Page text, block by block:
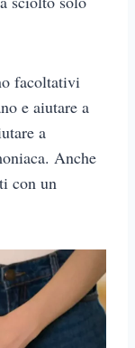
facoltativi
e aiutare a
a
Anche
con un